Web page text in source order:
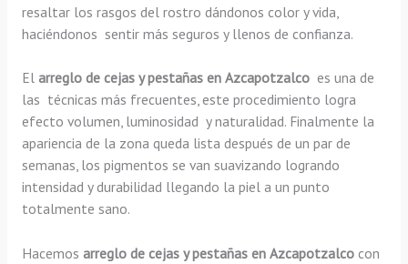
resaltar los rasgos del rostro dándonos color y vida,
haciéndonos sentir más seguros y llenos de confianza.
El arreglo de cejas y pestañas en Azcapotzalco es una de
las técnicas más frecuentes, este procedimiento logra
efecto volumen, luminosidad y naturalidad. Finalmente la
apariencia de la zona queda lista después de un par de
semanas, los pigmentos se van suavizando logrando
intensidad y durabilidad llegando la piel a un punto
totalmente sano.
Hacemos arreglo de cejas y pestañas en Azcapotzalcocon